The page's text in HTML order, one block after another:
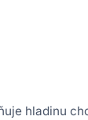
hladinu